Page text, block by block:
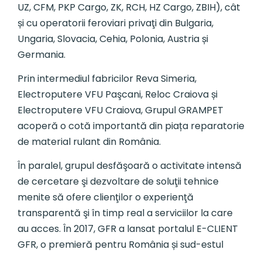
UZ, CFM, PKP Cargo, ZK, RCH, HZ Cargo, ZBIH), cât
și cu operatorii feroviari privaţi din Bulgaria,
Ungaria, Slovacia, Cehia, Polonia, Austria și
Germania.
Prin intermediul fabricilor Reva Simeria,
Electroputere VFU Paşcani, Reloc Craiova și
Electroputere VFU Craiova, Grupul GRAMPET
acoperă o cotă importantă din piața reparatorie
de material rulant din România.
În paralel, grupul desfăşoară o activitate intensă
de cercetare şi dezvoltare de soluţii tehnice
menite să ofere clienţilor o experienţă
transparentă şi în timp real a serviciilor la care
au acces. În 2017, GFR a lansat portalul E-CLIENT
GFR, o premieră pentru România și sud-estul